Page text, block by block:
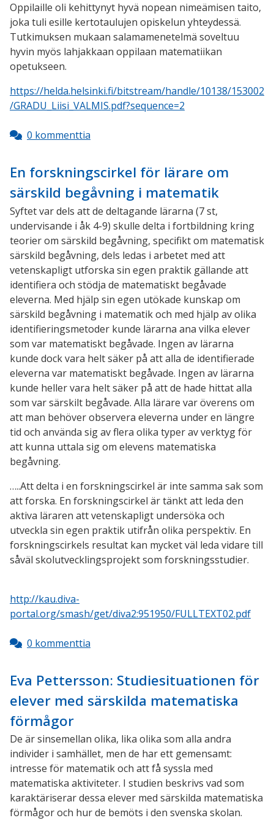
Oppilaille oli kehittynyt hyvä nopean nimeämisen taito,
joka tuli esille kertotaulujen opiskelun yhteydessä.
Tutkimuksen mukaan salamamenetelmä soveltuu
hyvin myös lahjakkaan oppilaan matematiikan
opetukseen.
https://helda.helsinki.fi/bitstream/handle/10138/153002
/GRADU_Liisi_VALMIS.pdf?sequence=2
0 kommenttia
En forskningscirkel för lärare om
särskild begåvning i matematik
Syftet var dels att de deltagande lärarna (7 st,
undervisande i åk 4-9) skulle delta i fortbildning kring
teorier om särskild begåvning, specifikt om matematisk
särskild begåvning, dels ledas i arbetet med att
vetenskapligt utforska sin egen praktik gällande att
identifiera och stödja de matematiskt begåvade
eleverna. Med hjälp sin egen utökade kunskap om
särskild begåvning i matematik och med hjälp av olika
identifieringsmetoder kunde lärarna ana vilka elever
som var matematiskt begåvade. Ingen av lärarna
kunde dock vara helt säker på att alla de identifierade
eleverna var matematiskt begåvade. Ingen av lärarna
kunde heller vara helt säker på att de hade hittat alla
som var särskilt begåvade. Alla lärare var överens om
att man behöver observera eleverna under en längre
tid och använda sig av flera olika typer av verktyg för
att kunna uttala sig om elevens matematiska
begåvning.
…..Att delta i en forskningscirkel är inte samma sak som
att forska. En forskningscirkel är tänkt att leda den
aktiva läraren att vetenskapligt undersöka och
utveckla sin egen praktik utifrån olika perspektiv. En
forskningscirkels resultat kan mycket väl leda vidare till
såväl skolutvecklingsprojekt som forskningsstudier.
http://kau.diva-
portal.org/smash/get/diva2:951950/FULLTEXT02.pdf
0 kommenttia
Eva Pettersson: Studiesituationen för
elever med särskilda matematiska
förmågor
De är sinsemellan olika, lika olika som alla andra
individer i samhället, men de har ett gemensamt:
intresse för matematik och att få syssla med
matematiska aktiviteter. I studien beskrivs vad som
karaktäriserar dessa elever med särskilda matematiska
förmågor och hur de bemöts i den svenska skolan.